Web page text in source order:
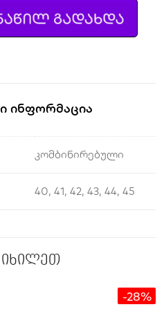
Ინფორმაცია
კომბინირებული
40, 41, 42, 43, 44, 45
იხილეთ
-28%